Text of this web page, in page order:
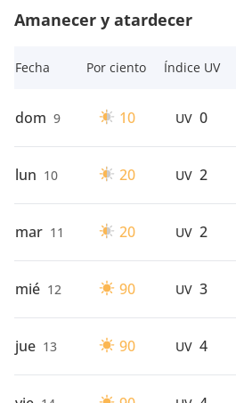
Amanecer y atardecer
Fecha Por ciento Índice UV
dom 9 10 UV 0
lun 10 20 UV 2
mar 11 20 UV 2
mié 12 90 UV 3
jue 13 90 UV 4